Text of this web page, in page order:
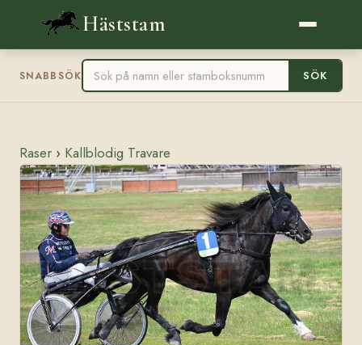
Häststam
SNABBSÖK SÖK
Raser › Kallblodig Travare